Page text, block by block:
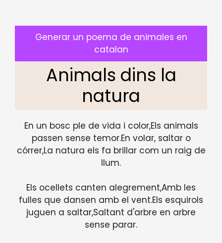
Generar un poema de animales en
catalan
Animals dins la
natura
En un bosc ple de vida i color,Els animals
passen sense temor.En volar, saltar o
córrer,La natura els fa brillar com un raig de
llum.
Els ocellets canten alegrement,Amb les
fulles que dansen amb el vent.Els esquirols
juguen a saltar,Saltant d'arbre en arbre
sense parar.